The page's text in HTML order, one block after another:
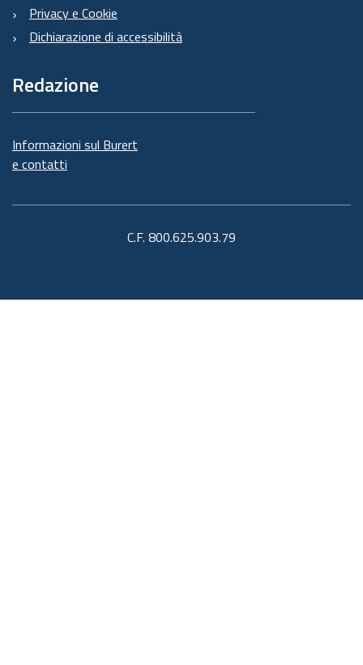
Privacy e Cookie
Dichiarazione di accessibilità
Redazione
Informazioni sul Burert
e contatti
C.F. 800.625.903.79